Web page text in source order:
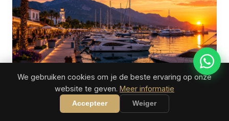
Jachthaven Kemer
We gebruiken cookies om je de beste ervaring op onze
website te geven. Meer informatie
Accepteer Weiger